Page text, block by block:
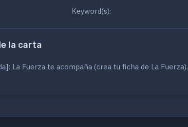
Keyword(s):
la carta
La Fuerza te acompaña (crea tu ficha de La Fuerza).